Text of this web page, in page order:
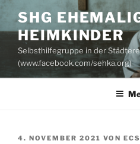
Zum
Inhalt
springen
SHG
HEIMKINDER
Selbsthilfegruppe in der
(www.facebook.com/sehka.org)
VERÖFFENTLICHT
4. NOVEMBER 2021 VON